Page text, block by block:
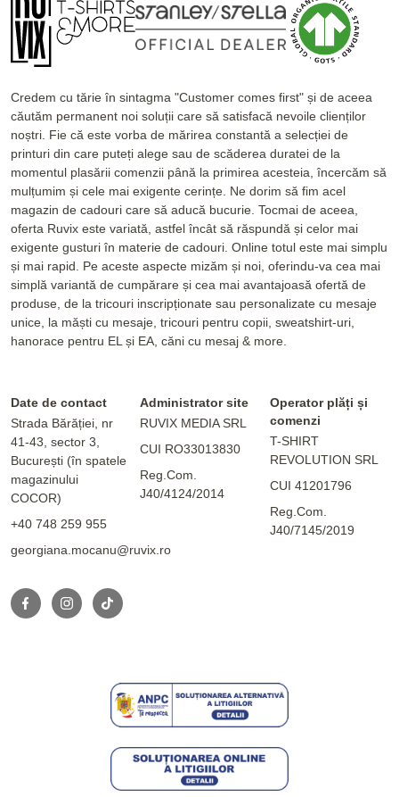
Credem cu tărie în sintagma "Customer comes first" și de aceea
căutăm permanent noi soluții care să satisfacă nevoile clienților
noștri. Fie că este vorba de mărirea constantă a selecției de
printuri din care puteți alege sau de scăderea duratei de la
momentul plasării comenzii până la primirea acesteia, încercăm să
mulțumim și cele mai exigente cerințe. Ne dorim să fim acel
magazin de cadouri care să aducă bucurie. Tocmai de aceea,
oferta Ruvix este variată, astfel încât să răspundă și celor mai
exigente gusturi în materie de cadouri. Online totul este mai simplu
și mai rapid. Pe aceste aspecte mizăm și noi, oferindu-va cea mai
simplă variantă de cumpărare și cea mai avantajoasă ofertă de
produse, de la tricouri inscripționate sau personalizate cu mesaje
unice, la măști cu mesaje, tricouri pentru copii, sweatshirt-uri,
hanorace pentru EL și EA, căni cu mesaj & more.
Date de contact
Strada Bărăției, nr
41-43, sector 3,
București (în spatele
magazinului
COCOR)
+40 748 259 955
georgiana.mocanu@ruvix.ro
Administrator site
RUVIX MEDIA SRL
CUI RO33013830
Reg.Com.
J40/4124/2014
Operator plăți și
comenzi
T-SHIRT
REVOLUTION SRL
CUI 41201796
Reg.Com.
J40/7145/2019